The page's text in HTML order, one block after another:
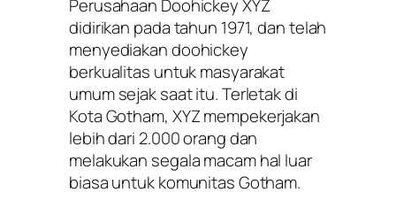
Perusahaan Doohickey XYZ
didirikan pada tahun 1971, dan telah
menyediakan doohickey
berkualitas untuk masyarakat
umum sejak saat itu. Terletak di
Kota Gotham, XYZ mempekerjakan
lebih dari 2.000 orang dan
melakukan segala macam hal luar
biasa untuk komunitas Gotham.